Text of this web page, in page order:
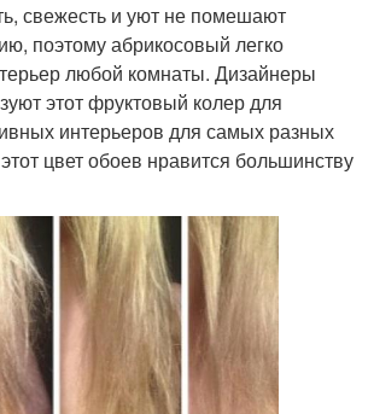
свежесть и уют не помешают
поэтому абрикосовый легко
любой комнаты. Дизайнеры
этот фруктовый колер для
интерьеров для самых разных
цвет обоев нравится большинству